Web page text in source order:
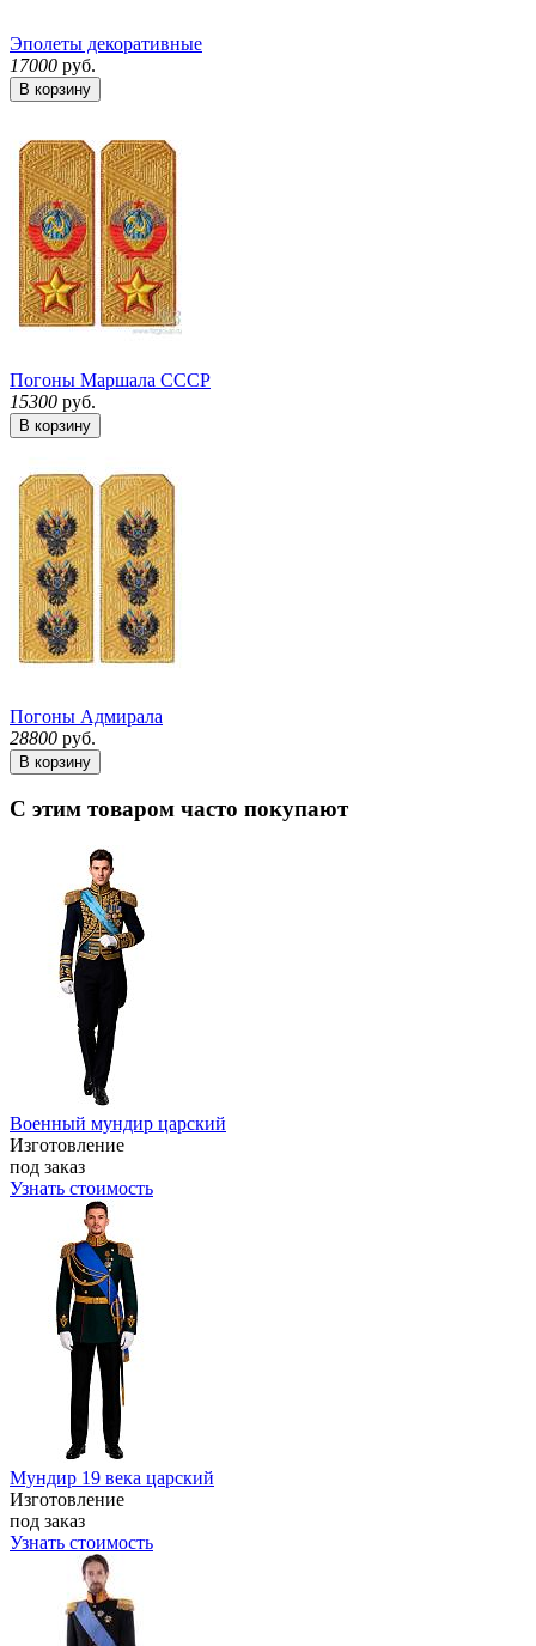
Эполеты декоративные
17000 руб.
В корзину
Погоны Маршала СССР
15300 руб.
В корзину
Погоны Адмирала
28800 руб.
В корзину
С этим товаром часто покупают
Военный мундир царский
Изготовление
под заказ
Узнать стоимость
Мундир 19 века царский
Изготовление
под заказ
Узнать стоимость